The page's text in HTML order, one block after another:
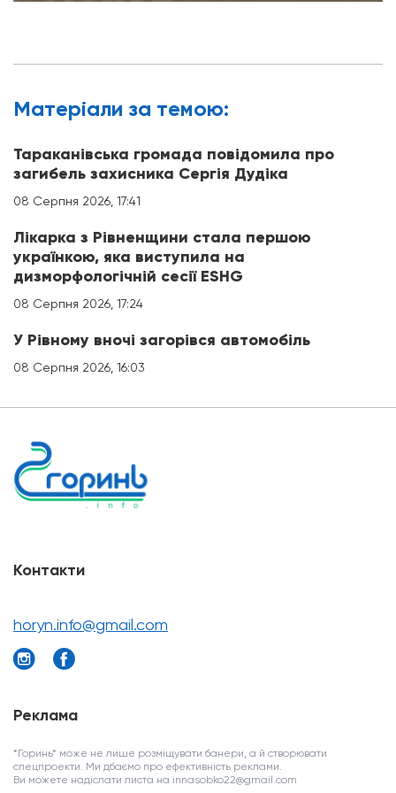
Матерiали за темою:
Тараканівська громада повідомила про
загибель захисника Сергія Дудіка
08 Серпня 2026, 17:41
Лікарка з Рівненщини стала першою
українкою, яка виступила на
дизморфологічній сесії ESHG
08 Серпня 2026, 17:24
У Рівному вночі загорівся автомобіль
08 Серпня 2026, 16:03
Контакти
horyn.info@gmail.com
Реклама
*Горинь* може не лише розміщувати банери, а й створювати
спецпроекти. Ми дбаємо про ефективність реклами.
Ви можете надіслати листа на innasobko22@gmail.com